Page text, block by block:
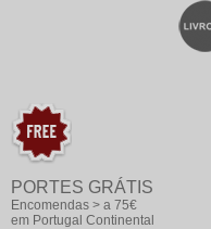
PORTES GRÁTIS
Encomendas > a 75€
em Portugal Continental